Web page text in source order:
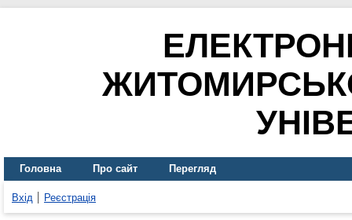
Головна Про сайт Перегляд
Вхід Реєстрація